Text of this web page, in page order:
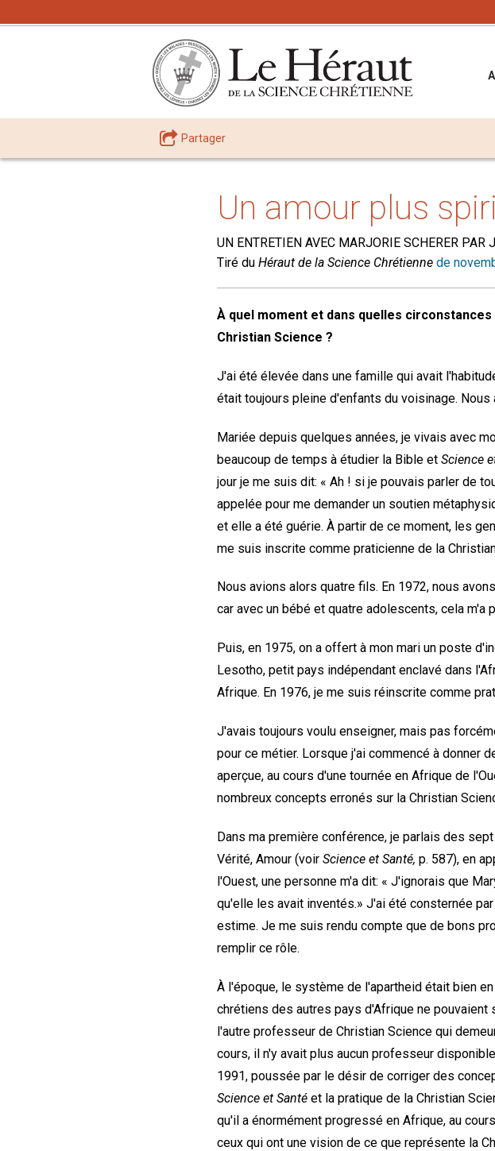
Partager
Un amour plus
UN ENTRETIEN AVEC MARJORIE SCHERER PAR
Tiré du Héraut de la Science Chrétienne de
À quel moment et dans quelles
Christian Science ?
J'ai été élevée dans une famille qui avait
était toujours pleine d'enfants du voisinage. Nous
Mariée depuis quelques années, je vivais avec
beaucoup de temps à étudier la Bible et Science
jour je me suis dit: « Ah ! si je pouvais parler de
appelée pour me demander un soutien
et elle a été guérie. À partir de ce moment, les
me suis inscrite comme praticienne de la
Nous avions alors quatre fils. En 1972, nous
car avec un bébé et quatre adolescents, cela
Puis, en 1975, on a offert à mon mari un poste
Lesotho, petit pays indépendant enclavé dans
Afrique. En 1976, je me suis réinscrite comme
J'avais toujours voulu enseigner, mais pas
pour ce métier. Lorsque j'ai commencé à donner
aperçue, au cours d'une tournée en Afrique de
nombreux concepts erronés sur la Christian
Dans ma première conférence, je parlais des
Vérité, Amour (voir Science et Santé, p. 587), en
l'Ouest, une personne m'a dit: « J'ignorais que
qu'elle les avait inventés.» J'ai été consternée
estime. Je me suis rendu compte que de bons
remplir ce rôle.
À l'époque, le système de l'apartheid était bien
chrétiens des autres pays d'Afrique ne pouvaient
l'autre professeur de Christian Science qui
cours, il n'y avait plus aucun professeur
1991, poussée par le désir de corriger des
Science et Santé et la pratique de la Christian
qu'il a énormément progressé en Afrique, au
ceux qui ont une vision de ce que représente la